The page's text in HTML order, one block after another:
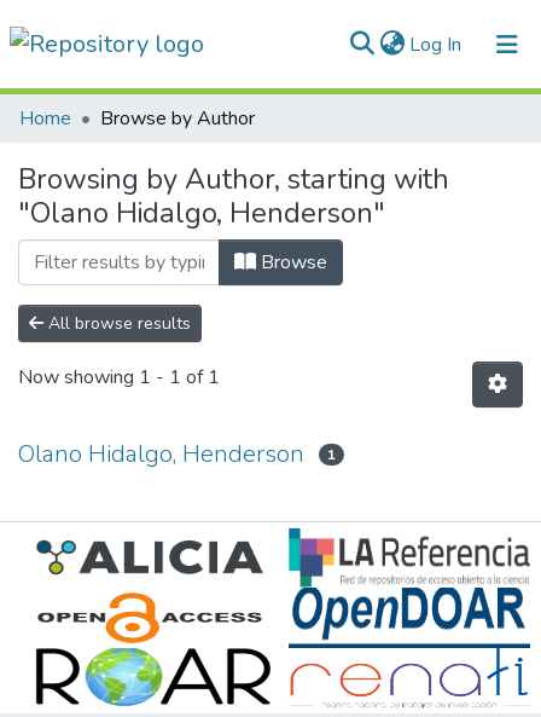
Log In (current)
Communities & Collections
All of DSpace
Normativas
Home Browse by Author
Browsing by Author, starting with
"Olano Hidalgo, Henderson"
Browse
All browse results
Now showing 1 - 1 of 1
Olano Hidalgo, Henderson 1